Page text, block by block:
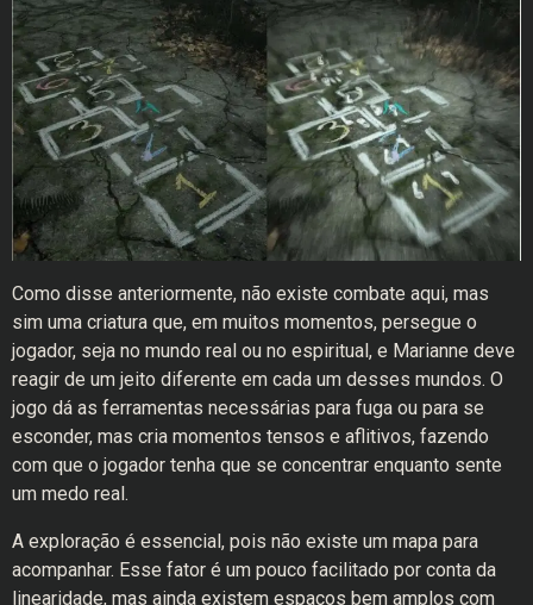
Como disse anteriormente, não existe combate aqui, mas
sim uma criatura que, em muitos momentos, persegue o
jogador, seja no mundo real ou no espiritual, e Marianne deve
reagir de um jeito diferente em cada um desses mundos. O
jogo dá as ferramentas necessárias para fuga ou para se
esconder, mas cria momentos tensos e aflitivos, fazendo
com que o jogador tenha que se concentrar enquanto sente
um medo real.
A exploração é essencial, pois não existe um mapa para
acompanhar. Esse fator é um pouco facilitado por conta da
linearidade, mas ainda existem espaços bem amplos com